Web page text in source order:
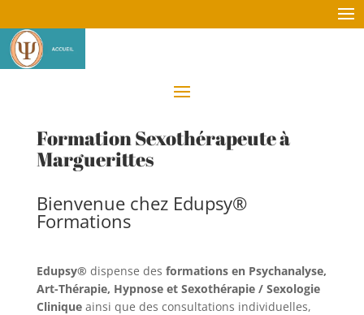
Formation Sexothérapeute à
Marguerittes
Bienvenue chez Edupsy®
Formations
Edupsy® dispense des formations en Psychanalyse,
Art-Thérapie, Hypnose et Sexothérapie / Sexologie
Cliniqueainsi que des consultations individuelles,